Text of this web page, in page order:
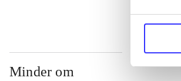
Minder om